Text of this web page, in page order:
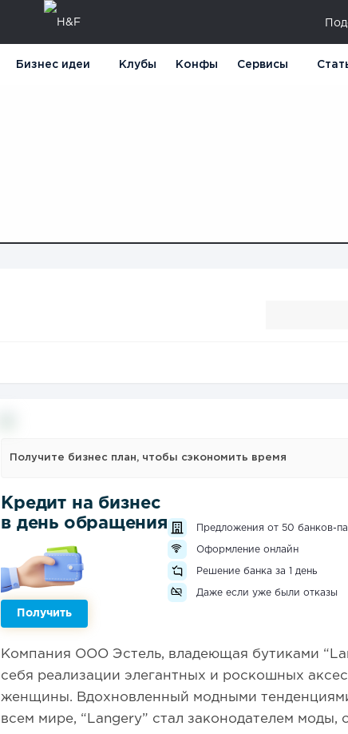
Бизнес идеи Клубы Конфы Сервисы
Получите бизнес план, чтобы сэкономить время
Кредит на бизнес
в день обращения
Получить
Предложения от 50 банков-
Оформление онлайн
Решение банка за 1 день
Даже если уже были отказы
Компания ООО Эстель, владеющая бутиками
себя реализации элегантных и роскошных
женщины. Вдохновленный модными
всем мире, “Langery” стал законодателем моды,